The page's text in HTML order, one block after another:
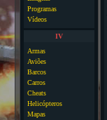
Programas
Vídeos
IV
Armas
Aviões
Barcos
Carros
Cheats
Helicópteros
Mapas